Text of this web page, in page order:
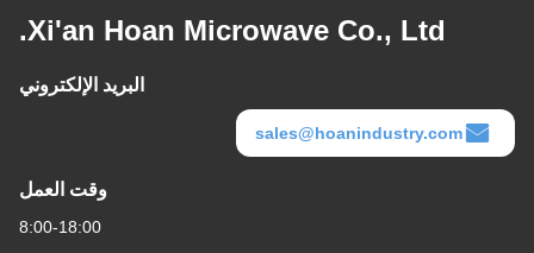
Xi'an Hoan Microwave Co., Ltd.
البريد الإلكتروني
sales@hoanindustry.com
وقت العمل
8:00-18:00